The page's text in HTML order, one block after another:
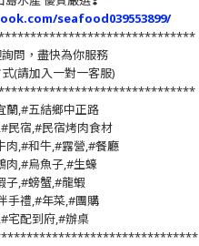
seafood039553899/
問，盡快為你服務
(請加入一對一客服)
蘭,#五結鄉中正路
民宿,#民宿烤肉食材
肉,#和牛,#露營,#餐廳
肉,#烏魚子,#生蠔
子,#螃蟹,#龍蝦
手禮,#年菜,#團購
宅配到府,#辦桌